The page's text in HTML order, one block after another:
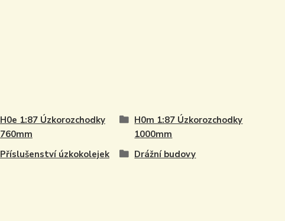
H0e 1:87 Úzkorozchodky
760mm
H0m 1:87 Úzkorozchodky
1000mm
Příslušenství úzkokolejek
Drážní budovy